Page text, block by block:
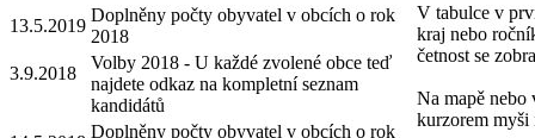
13.5.2019
Doplněny počty obyvatel v obcích o rok
2018
3.9.2018
Volby 2018 - U každé zvolené obce teď
najdete odkaz na kompletní seznam
kandidátů
Doplněny počty obyvatel v obcích o rok
V tabulce v
kraj nebo
četnost se
Na mapě nebo
kurzorem myši